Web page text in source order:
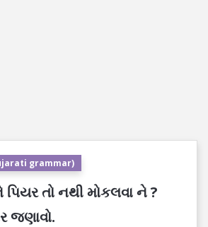
grammar)
પિયર તો નથી મોકલવા ને ?
જણાવો.